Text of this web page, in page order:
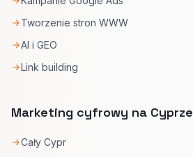
Tworzenie stron WWW
AI i GEO
Link building
Marketing cyfrowy na Cyprze
Cały Cypr